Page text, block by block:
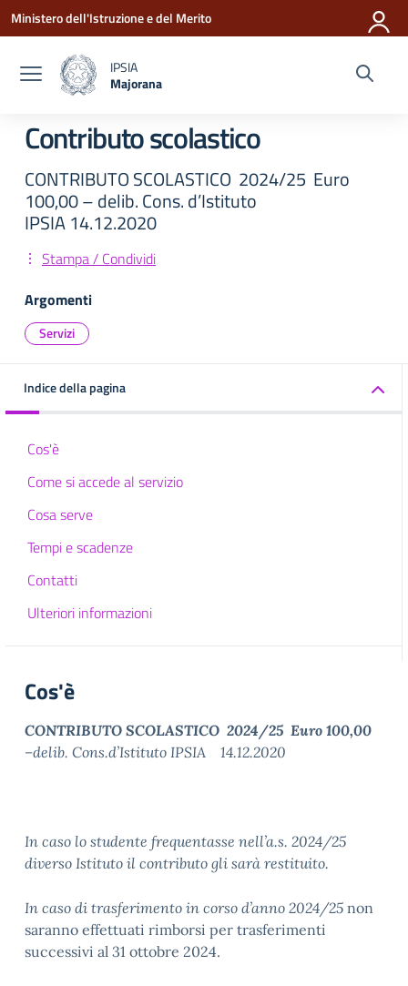
Vai ai contenuti
Vai al menu di navigazione
Vai al footer
Ministero dell'Istruzione e del Merito
IPSIA
Majorana
Contributo scolastico
CONTRIBUTO SCOLASTICO 2024/25 Euro
100,00 – delib. Cons. d’Istituto
IPSIA 14.12.2020
Stampa / Condividi
Argomenti
Servizi
Indice della pagina
Cos'è
Come si accede al servizio
Cosa serve
Tempi e scadenze
Contatti
Ulteriori informazioni
Cos'è
CONTRIBUTO SCOLASTICO 2024/25 Euro 100,00
–delib. Cons.d’Istituto IPSIA 14.12.2020
In caso lo studente frequentasse nell’a.s. 2024/25
diverso Istituto il contributo gli sarà restituito.
In caso di trasferimento in corso d’anno 2024/25 non
saranno effettuati rimborsi per trasferimenti
successivi al 31 ottobre 2024.